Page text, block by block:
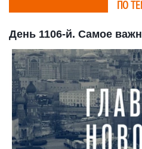
ПО
День 1106-й. Самое